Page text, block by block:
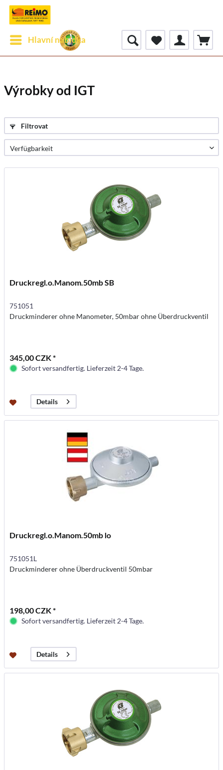
Hlavní nabídka
Výrobky od IGT
Filtrovat
Druckregl.o.Manom.50mb SB
751051
Druckminderer ohne Manometer, 50mbar ohne Überdruckventil
345,00 CZK *
Sofort versandfertig. Lieferzeit 2-4 Tage.
Details
Druckregl.o.Manom.50mb lo
751051L
Druckminderer ohne Überdruckventil 50mbar
198,00 CZK *
Sofort versandfertig. Lieferzeit 2-4 Tage.
Details